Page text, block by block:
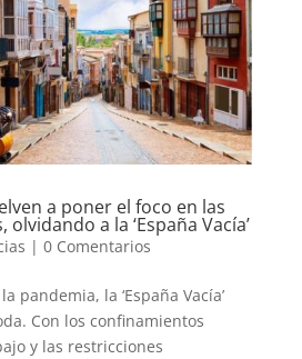
a poner el foco en las
a la ‘España Vacía’
| 0 Comentarios
pandemia, la ‘España Vacía’
Con los confinamientos
y las restricciones